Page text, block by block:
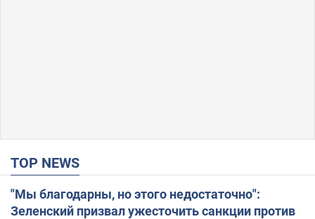
TOP NEWS
"Мы благодарны, но этого недостаточно":
Зеленский призвал ужесточить санкции против